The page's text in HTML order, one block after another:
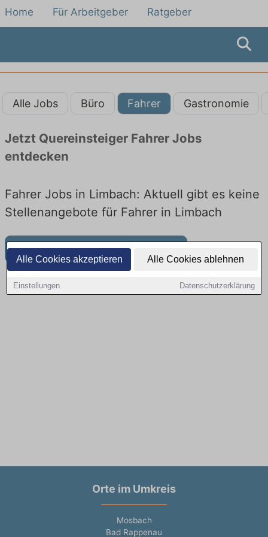
Alle Cookies akzeptieren Alle Cookies ablehnen
Einstellungen Datenschutzerklärung
Home Für Arbeitgeber Ratgeber
Alle Jobs Büro Fahrer Gastronomie
Jetzt Quereinsteiger Fahrer Jobs
entdecken
Fahrer Jobs in Limbach: Aktuell gibt es keine
Stellenangebote für Fahrer in Limbach
Weitere Jobangebote in Limbach
Orte im Umkreis
Mosbach
Bad Rappenau